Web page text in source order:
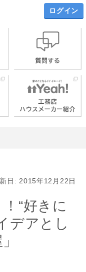
ログイン
日: 2015年12月22日
“好きに
デアとし